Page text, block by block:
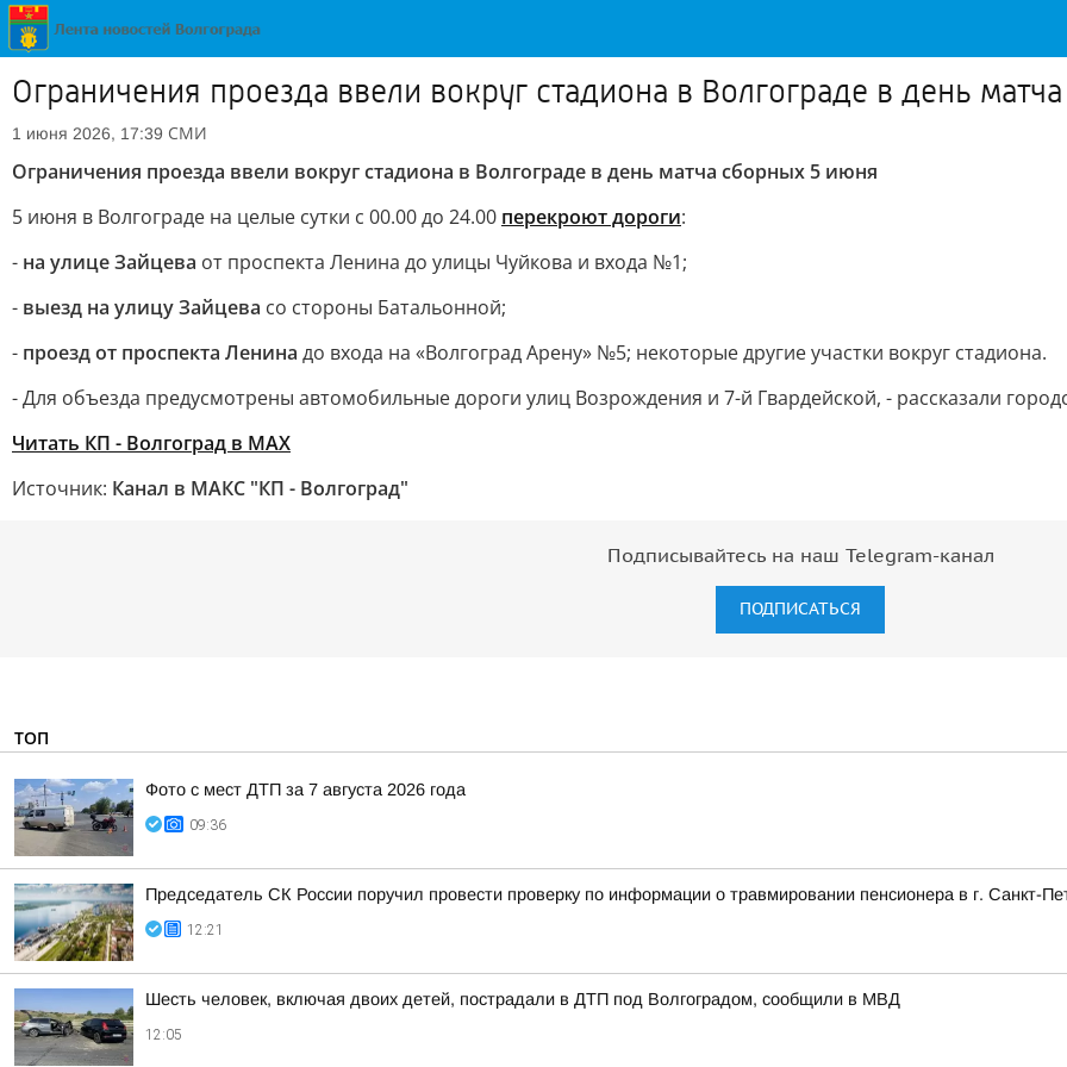
Ограничения проезда ввели вокруг стадиона в Волгограде в день
1 июня 2026, 17:39 СМИ
Ограничения проезда ввели вокруг стадиона в Волгограде в день матча сборных 5 июня
5 июня в Волгограде на целые сутки с 00.00 до 24.00 перекроют дороги:
- на улице Зайцева от проспекта Ленина до улицы Чуйкова и входа №1;
- выезд на улицу Зайцева со стороны Батальонной;
- проезд от проспекта Ленина до входа на «Волгоград Арену» №5; некоторые другие участки вокруг стадиона.
- Для объезда предусмотрены автомобильные дороги улиц Возрождения и 7-й Гвардейской, - рассказали
Читать КП - Волгоград в MAX
Источник: Канал в МАКС "КП - Волгоград"
Подписывайтесь на наш Telegram-канал
ПОДПИСАТЬСЯ
ТОП
Фото с мест ДТП за 7 августа 2026 года
09:36
Председатель СК России поручил провести проверку по информации о травмировании пенсионера в г. Санкт-
12:21
Шесть человек, включая двоих детей, пострадали в ДТП под Волгоградом, сообщили в МВД
12:05